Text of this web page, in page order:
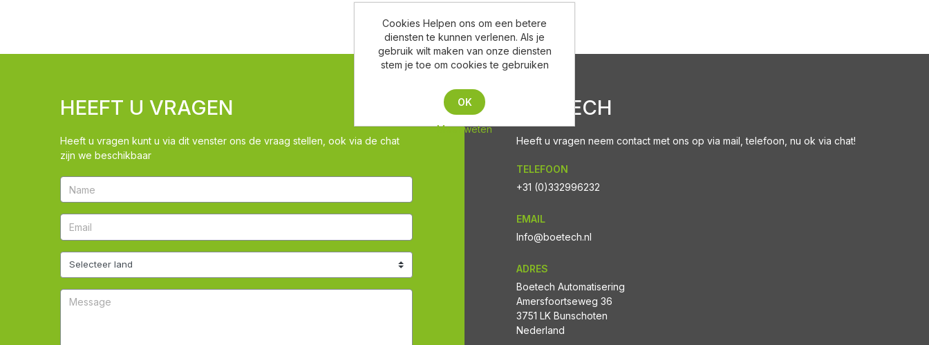
HEEFT U VRAGEN
Heeft u vragen kunt u via dit venster ons de vraag stellen, ook via de chat
zijn we beschikbaar
BOETECH
Heeft u vragen neem contact met ons op via mail, telefoon, nu ok via chat!
TELEFOON
+31 (0)332996232
EMAIL
Info@boetech.nl
ADRES
Boetech Automatisering
Amersfoortseweg 36
3751 LK Bunschoten
Nederland
Cookies Helpen ons om een betere
diensten te kunnen verlenen. Als je
gebruik wilt maken van onze diensten
stem je toe om cookies te gebruiken
OK
Meer weten